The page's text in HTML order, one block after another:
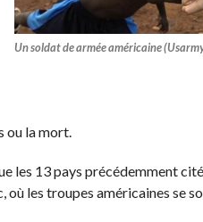
Un soldat de armée américaine
ou la mort.
les 13 pays précédemment
où les troupes américaines se